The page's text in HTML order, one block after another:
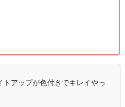
トアップが色付きでキレイやっ